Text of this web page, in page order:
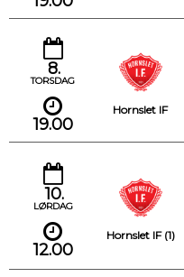
8.
TORSDAG
19.00
Hornslet IF
10.
LØRDAG
12.00
Hornslet IF (1)